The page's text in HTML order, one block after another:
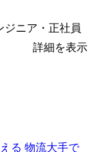
ジニア・正社員
詳細を表示